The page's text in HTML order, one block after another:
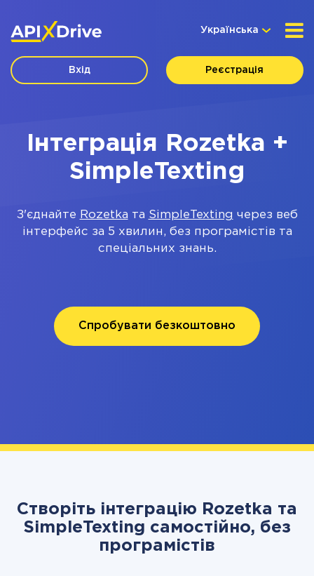
Українська
Вхід Реєстрація
Інтеграція Rozetka +
SimpleTexting
З'єднайте Rozetka та SimpleTexting через веб
інтерфейс за 5 хвилин, без програмістів та
спеціальних знань.
Спробувати безкоштовно
Створіть інтеграцію Rozetka та
SimpleTexting самостійно, без
програмістів